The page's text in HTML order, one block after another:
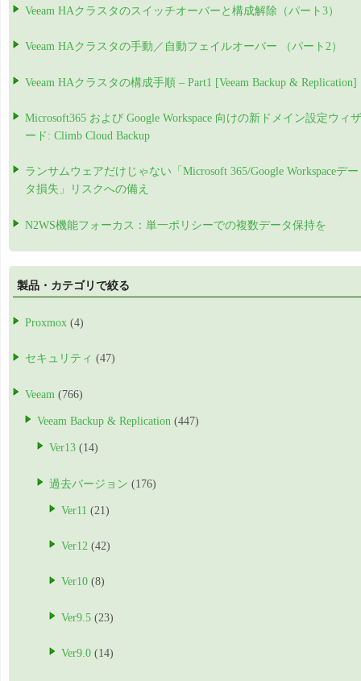
Veeam HAクラスタのスイッチオーバーと構成解除（パート3）
Veeam HAクラスタの手動／自動フェイルオーバー （パート2）
Veeam HAクラスタの構成手順 – Part1 [Veeam Backup & Replication]
Microsoft365 および Google Workspace 向けの新ドメイン設定ウィザ
ード: Climb Cloud Backup
ランサムウェアだけじゃない「Microsoft 365/Google Workspaceデー
タ損失」リスクへの備え
N2WS機能フォーカス：単一ポリシーでの複数データ保持を
製品・カテゴリで絞る
Proxmox (4)
セキュリティ (47)
Veeam (766)
Veeam Backup & Replication (447)
Ver13 (14)
過去バージョン (176)
Ver11 (21)
Ver12 (42)
Ver10 (8)
Ver9.5 (23)
Ver9.0 (14)